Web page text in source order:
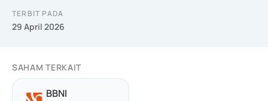
TERBIT PADA
29 April 2026
SAHAM TERKAIT
BBNI